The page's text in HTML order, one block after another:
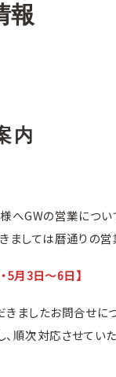
報
内
へGWの営業につい
ましては暦通りの営
5月3日〜6日】
きましたお問合せに
順次対応させていた